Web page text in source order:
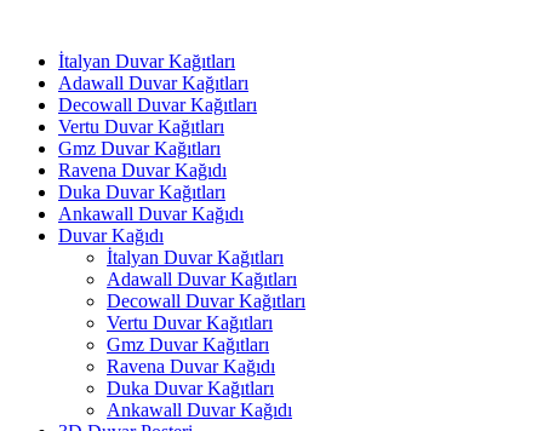
İtalyan Duvar Kağıtları
Adawall Duvar Kağıtları
Decowall Duvar Kağıtları
Vertu Duvar Kağıtları
Gmz Duvar Kağıtları
Ravena Duvar Kağıdı
Duka Duvar Kağıtları
Ankawall Duvar Kağıdı
Duvar Kağıdı
İtalyan Duvar Kağıtları
Adawall Duvar Kağıtları
Decowall Duvar Kağıtları
Vertu Duvar Kağıtları
Gmz Duvar Kağıtları
Ravena Duvar Kağıdı
Duka Duvar Kağıtları
Ankawall Duvar Kağıdı